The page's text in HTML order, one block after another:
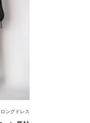
ングドレス